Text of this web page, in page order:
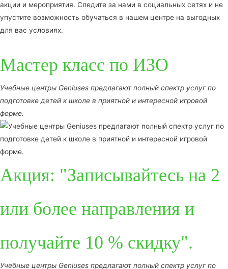
акции и мероприятия. Следите за нами в социальных сетях и не
упустите возможность обучаться в нашем центре на выгодных
для вас условиях.
Мастер класс по ИЗО
Учебные центры Geniuses предлагают полный спектр услуг по
подготовке детей к школе в приятной и интересной игровой
форме.
Акция: "Записывайтесь на 2
или более направления и
получайте 10 % скидку".
Учебные центры Geniuses предлагают полный спектр услуг по